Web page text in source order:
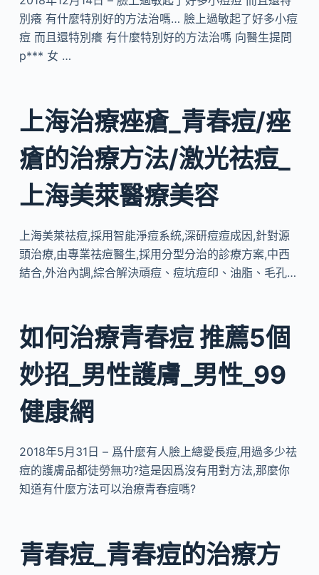
別癢 有什麼特別好的方法治嗎… 臉上過敏起了好多小痘
痘 而且還特別癢 有什麼特別好的方法治嗎 向醫生提問
p*** 女 …
上海治療痤瘡_青春痘/痤
瘡的治療方法/激光祛痘_
上海美萊醫療美容
上海美萊祛痘,採用智能淨痘系統,深研痘痘成因,針對源
頭治療,由專業祛痘醫生,採用分型分治的診療方案,中西
結合,外治內調,​綜合解決頑痘、痘坑痘印、油脂、毛孔…
如何治療青春痘 推薦5個
妙招_男性護膚_男性_99
健康網
2018年5月31日 – 爲什麼有人臉上總愛長痘,用過多少祛
痘的護膚品都徒勞無功?這是因爲沒有用對方法,那麼你
知道有什麼方法可以治療青春痘嗎?
青春痘_青春痘的治療方